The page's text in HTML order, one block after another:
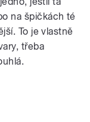
na špičkách té
To je vlastně
třeba